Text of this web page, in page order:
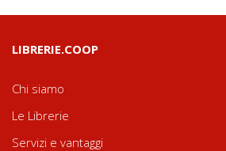
LIBRERIE.COOP
Chi siamo
Le Librerie
Servizi e vantaggi